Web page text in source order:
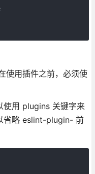
用插件之前，必须使
用 plugins 关键字来
省略 eslint-plugin- 前